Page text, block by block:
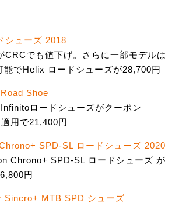
シューズ 2018
CRCでも値下げ。さらに一部モデルは
能でHelix ロードシューズが28,700円
Shoe
ロードシューズがクーポン
用で21,400円
SPD-SL ロードシューズ 2020
Chrono+ SPD-SL ロードシューズ が
円
Sincro+ MTB SPD シューズ